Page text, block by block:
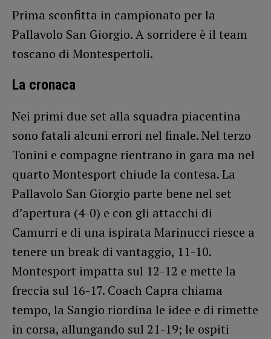
Prima sconfitta in campionato per la
Pallavolo San Giorgio. A sorridere è il team
toscano di Montespertoli.
La cronaca
Nei primi due set alla squadra piacentina
sono fatali alcuni errori nel finale. Nel terzo
Tonini e compagne rientrano in gara ma nel
quarto Montesport chiude la contesa. La
Pallavolo San Giorgio parte bene nel set
d’apertura (4-0) e con gli attacchi di
Camurri e di una ispirata Marinucci riesce a
tenere un break di vantaggio, 11-10.
Montesport impatta sul 12-12 e mette la
freccia sul 16-17. Coach Capra chiama
tempo, la Sangio riordina le idee e di rimette
in corsa, allungando sul 21-19; le ospiti